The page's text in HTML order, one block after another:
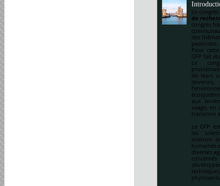
Le
de
congrès
des
pesticides.
Pour
GFP fait
Le
de leurs
devenirs,
aux
usage, en
transition
Le GFP
les
sciences
humaines
diverses